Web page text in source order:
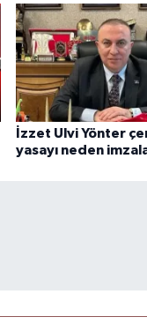
İzzet Ulvi Yönter
yasayı neden